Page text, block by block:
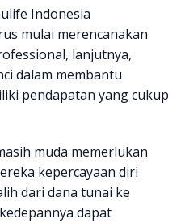
Indonesia
mulai merencanakan
lanjutnya,
dalam membantu
pendapatan yang cukup
muda memerlukan
kepercayaan diri
dari dana tunai ke
dapat